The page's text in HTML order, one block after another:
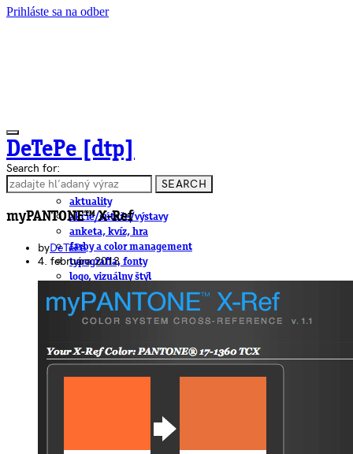
Prihláste sa na odber
DeTePe [dtp]
ČLÁNKY
aktuality
akcie/súťaže/výstavy
anketa, kvíz, hra
farby a color management
typografia, fonty
logo, vizuálny štýl
dtp
pre-press, print
obalový dizajn
fotografia
knihy
software, mobilné aplikácie
Search for:
SEARCH
myPANTONE™ X-Ref
byDeTePe
4. februára 2013